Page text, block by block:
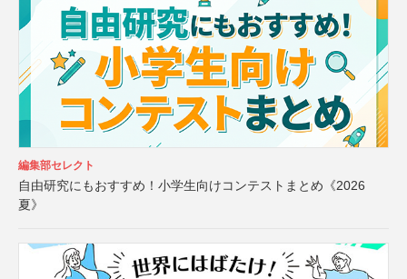
編集部セレクト
自由研究にもおすすめ！小学生向けコンテストまとめ《2026
夏》